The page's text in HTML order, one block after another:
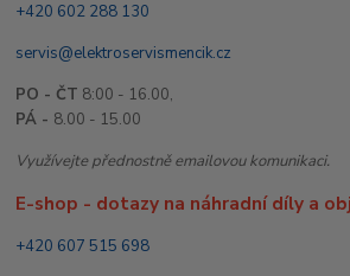
+420 602 288 130
servis@elektroservismencik.cz
PO - ČT 8:00 - 16.00,
PÁ - 8.00 - 15.00
Využívejte přednostně emailovou komunikaci.
E-shop - dotazy na náhradní díly a
+420 607 515 698